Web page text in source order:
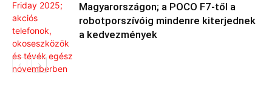
Magyarországon; a POCO F7-től a
robotporszívóig mindenre kiterjednek
a kedvezmények